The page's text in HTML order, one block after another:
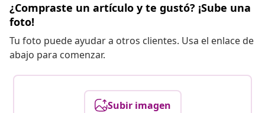
¿Compraste un artículo y te gustó? ¡Sube una
foto!
Tu foto puede ayudar a otros clientes. Usa el enlace de
abajo para comenzar.
Subir imagen